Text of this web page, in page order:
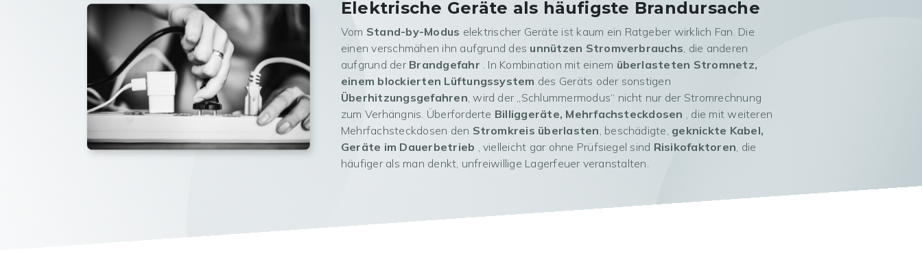
Elektrische Geräte als häufigste Brandursache
Vom Stand-by-Modus elektrischer Geräte ist kaum ein Ratgeber wirklich Fan. Die
einen verschmähen ihn aufgrund des unnützen Stromverbrauchs, die anderen
aufgrund der Brandgefahr . In Kombination mit einem überlasteten Stromnetz,
einem blockierten Lüftungssystem des Geräts oder sonstigen
Überhitzungsgefahren, wird der „Schlummermodus“ nicht nur der Stromrechnung
zum Verhängnis. Überforderte Billiggeräte, Mehrfachsteckdosen , die mit weiteren
Mehrfachsteckdosen den Stromkreis überlasten, beschädigte, geknickte Kabel,
Geräte im Dauerbetrieb , vielleicht gar ohne Prüfsiegel sind Risikofaktoren, die
häufiger als man denkt, unfreiwillige Lagerfeuer veranstalten.